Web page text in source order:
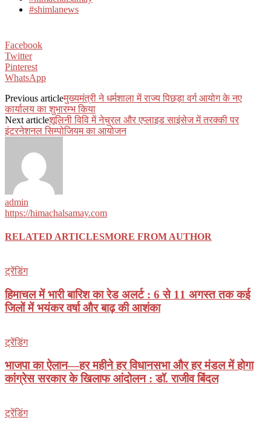
#shimlanews
Facebook
Twitter
Pinterest
WhatsApp
Previous articleमुख्यमंत्री ने धर्मशाला में राज्य पिछड़ा वर्ग आयोग के नए
कार्यालय का शुभारम्भ किया
Next articleशूलिनी विवि में नेचुरल और एप्लाइड साइंसेज में तरक्की पर
इंटरनेशनल सिम्पोजियम का आयोजन
admin
https://himachalsamay.com
RELATED ARTICLESMORE FROM AUTHOR
ट्रेंडिंग
हिमाचल में भारी बारिश का रेड अलर्ट : 6 से 11 अगस्त तक कई
जिलों में भयंकर वर्षा और बाढ़ की आशंका
ट्रेंडिंग
भाजपा का ऐलान—हर महीने हर विधानसभा और हर मंडल में होगा
कांग्रेस सरकार के खिलाफ आंदोलन : डॉ. राजीव बिंदल
ट्रेंडिंग